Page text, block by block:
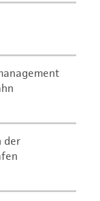
der